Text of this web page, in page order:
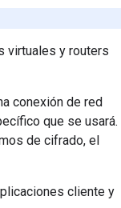
virtuales y routers
conexión de red
que se usará.
de cifrado, el
cliente y